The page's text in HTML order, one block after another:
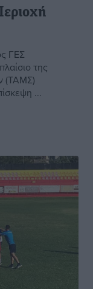
ΓΕΣ
της
(ΤΑΜΣ)
...